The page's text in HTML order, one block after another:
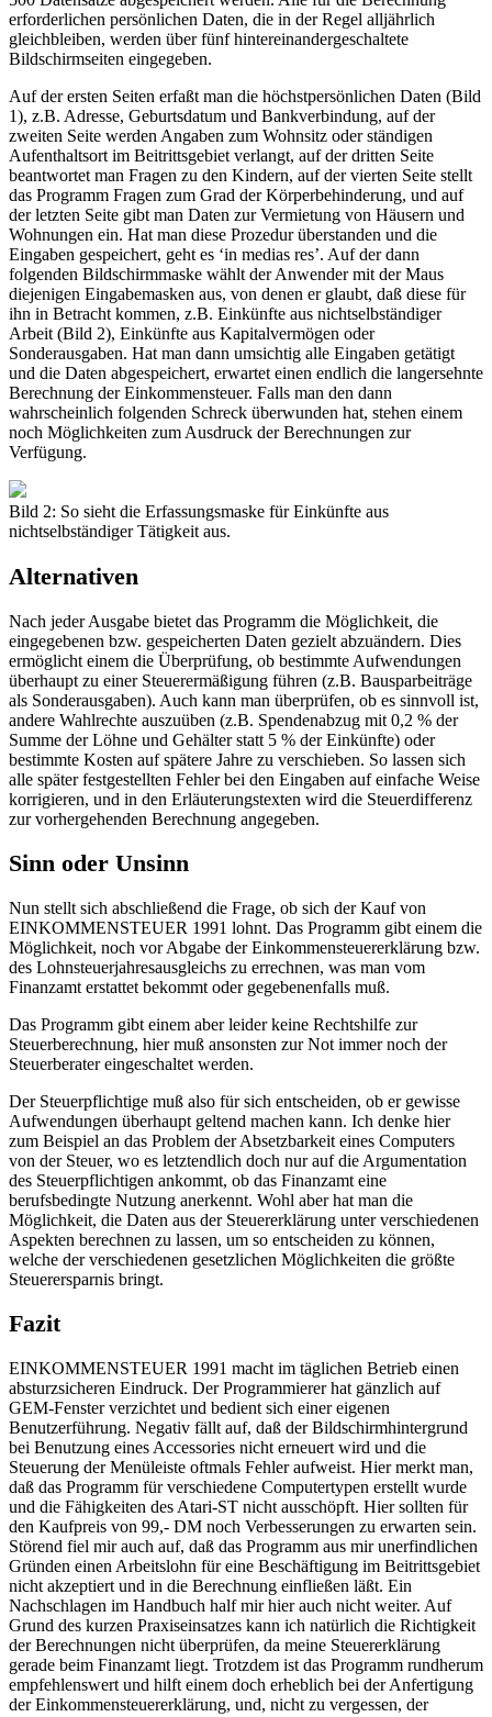
erforderlichen persönlichen Daten, die in der Regel alljährlich
gleichbleiben, werden über fünf hintereinandergeschaltete
Bildschirmseiten eingegeben.
Auf der ersten Seiten erfaßt man die höchstpersönlichen Daten (Bild
1), z.B. Adresse, Geburtsdatum und Bankverbindung, auf der
zweiten Seite werden Angaben zum Wohnsitz oder ständigen
Aufenthaltsort im Beitrittsgebiet verlangt, auf der dritten Seite
beantwortet man Fragen zu den Kindern, auf der vierten Seite stellt
das Programm Fragen zum Grad der Körperbehinderung, und auf
der letzten Seite gibt man Daten zur Vermietung von Häusern und
Wohnungen ein. Hat man diese Prozedur überstanden und die
Eingaben gespeichert, geht es ‘in medias res’. Auf der dann
folgenden Bildschirmmaske wählt der Anwender mit der Maus
diejenigen Eingabemasken aus, von denen er glaubt, daß diese für
ihn in Betracht kommen, z.B. Einkünfte aus nichtselbständiger
Arbeit (Bild 2), Einkünfte aus Kapitalvermögen oder
Sonderausgaben. Hat man dann umsichtig alle Eingaben getätigt
und die Daten abgespeichert, erwartet einen endlich die langersehnte
Berechnung der Einkommensteuer. Falls man den dann
wahrscheinlich folgenden Schreck überwunden hat, stehen einem
noch Möglichkeiten zum Ausdruck der Berechnungen zur
Verfügung.
Bild 2: So sieht die Erfassungsmaske für Einkünfte aus
nichtselbständiger Tätigkeit aus.
Alternativen
Nach jeder Ausgabe bietet das Programm die Möglichkeit, die
eingegebenen bzw. gespeicherten Daten gezielt abzuändern. Dies
ermöglicht einem die Überprüfung, ob bestimmte Aufwendungen
überhaupt zu einer Steuerermäßigung führen (z.B. Bausparbeiträge
als Sonderausgaben). Auch kann man überprüfen, ob es sinnvoll ist,
andere Wahlrechte auszuüben (z.B. Spendenabzug mit 0,2 % der
Summe der Löhne und Gehälter statt 5 % der Einkünfte) oder
bestimmte Kosten auf spätere Jahre zu verschieben. So lassen sich
alle später festgestellten Fehler bei den Eingaben auf einfache Weise
korrigieren, und in den Erläuterungstexten wird die Steuerdifferenz
zur vorhergehenden Berechnung angegeben.
Sinn oder Unsinn
Nun stellt sich abschließend die Frage, ob sich der Kauf von
EINKOMMENSTEUER 1991 lohnt. Das Programm gibt einem die
Möglichkeit, noch vor Abgabe der Einkommensteuererklärung bzw.
des Lohnsteuerjahresausgleichs zu errechnen, was man vom
Finanzamt erstattet bekommt oder gegebenenfalls muß.
Das Programm gibt einem aber leider keine Rechtshilfe zur
Steuerberechnung, hier muß ansonsten zur Not immer noch der
Steuerberater eingeschaltet werden.
Der Steuerpflichtige muß also für sich entscheiden, ob er gewisse
Aufwendungen überhaupt geltend machen kann. Ich denke hier
zum Beispiel an das Problem der Absetzbarkeit eines Computers
von der Steuer, wo es letztendlich doch nur auf die Argumentation
des Steuerpflichtigen ankommt, ob das Finanzamt eine
berufsbedingte Nutzung anerkennt. Wohl aber hat man die
Möglichkeit, die Daten aus der Steuererklärung unter verschiedenen
Aspekten berechnen zu lassen, um so entscheiden zu können,
welche der verschiedenen gesetzlichen Möglichkeiten die größte
Steuerersparnis bringt.
Fazit
EINKOMMENSTEUER 1991 macht im täglichen Betrieb einen
absturzsicheren Eindruck. Der Programmierer hat gänzlich auf
GEM-Fenster verzichtet und bedient sich einer eigenen
Benutzerführung. Negativ fällt auf, daß der Bildschirmhintergrund
bei Benutzung eines Accessories nicht erneuert wird und die
Steuerung der Menüleiste oftmals Fehler aufweist. Hier merkt man,
daß das Programm für verschiedene Computertypen erstellt wurde
und die Fähigkeiten des Atari-ST nicht ausschöpft. Hier sollten für
den Kaufpreis von 99,- DM noch Verbesserungen zu erwarten sein.
Störend fiel mir auch auf, daß das Programm aus mir unerfindlichen
Gründen einen Arbeitslohn für eine Beschäftigung im Beitrittsgebiet
nicht akzeptiert und in die Berechnung einfließen läßt. Ein
Nachschlagen im Handbuch half mir hier auch nicht weiter. Auf
Grund des kurzen Praxiseinsatzes kann ich natürlich die Richtigkeit
der Berechnungen nicht überprüfen, da meine Steuererklärung
gerade beim Finanzamt liegt. Trotzdem ist das Programm rundherum
empfehlenswert und hilft einem doch erheblich bei der Anfertigung
der Einkommensteuererklärung, und, nicht zu vergessen, der